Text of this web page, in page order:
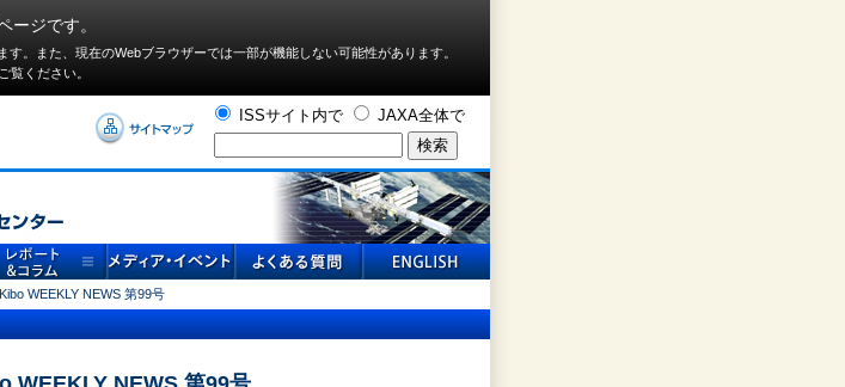
ージです。
。また、現在のWebブラウザーでは⼀部が機能しない可能性があります。
覧ください。
ISSサイト内で JAXA全体で
WEEKLY NEWS 第99号